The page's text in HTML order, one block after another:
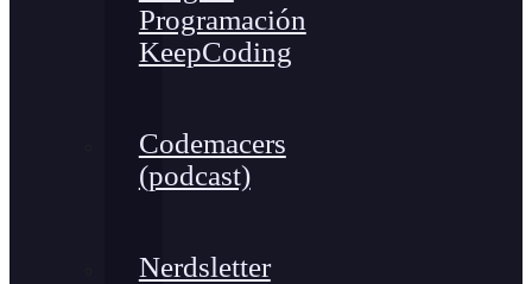
Programación
KeepCoding
Codemacers
(podcast)
Nerdsletter